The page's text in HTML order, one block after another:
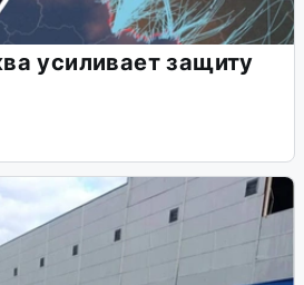
усиливает защиту